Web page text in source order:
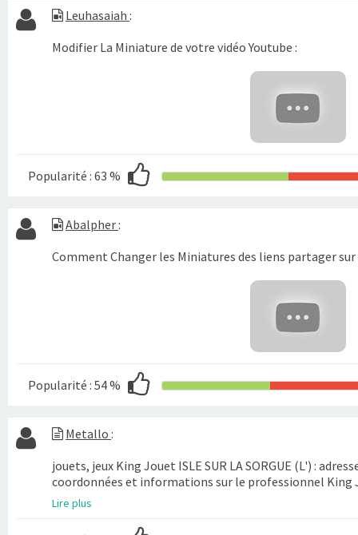
Leuhasaiah :
Modifier La Miniature de votre vidéo Youtube :
Popularité : 63 %
Abalpher:
Comment Changer les Miniatures des liens partager
Popularité : 54 %
Metallo :
jouets, jeux King Jouet ISLE SUR LA SORGUE (L') :
coordonnées et informations sur le professionnel King
Lire plus